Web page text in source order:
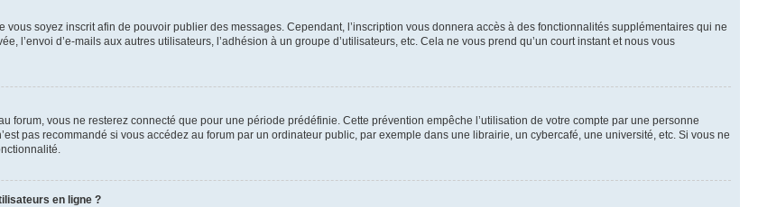
soyez inscrit afin de pouvoir publier des messages. Cependant, l’inscription vous donnera accès à des fonctionnalités supplémentaires qui ne
l’envoi d’e-mails aux autres utilisateurs, l’adhésion à un groupe d’utilisateurs, etc. Cela ne vous prend qu’un court instant et nous vous
forum, vous ne resterez connecté que pour une période prédéfinie. Cette prévention empêche l’utilisation de votre compte par une personne
pas recommandé si vous accédez au forum par un ordinateur public, par exemple dans une librairie, un cybercafé, une université, etc. Si vous ne
en ligne ?